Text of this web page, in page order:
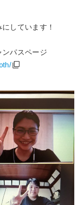
しています！
パスページ